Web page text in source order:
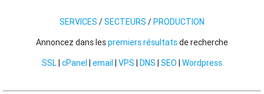
SERVICES /SECTEURS /PRODUCTION
Annoncez dans lespremiers résultatsde recherche
SSL| cPanel | email | VPS | DNS | SEO | Wordpress